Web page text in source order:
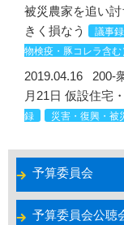
被災農家を追い
きく損なう
議事録
物検疫・豚コレラ含む
2019.04.16
200-
月21日 仮設住宅
録
災害・復興・被
予算委員会
予算委員会公聴